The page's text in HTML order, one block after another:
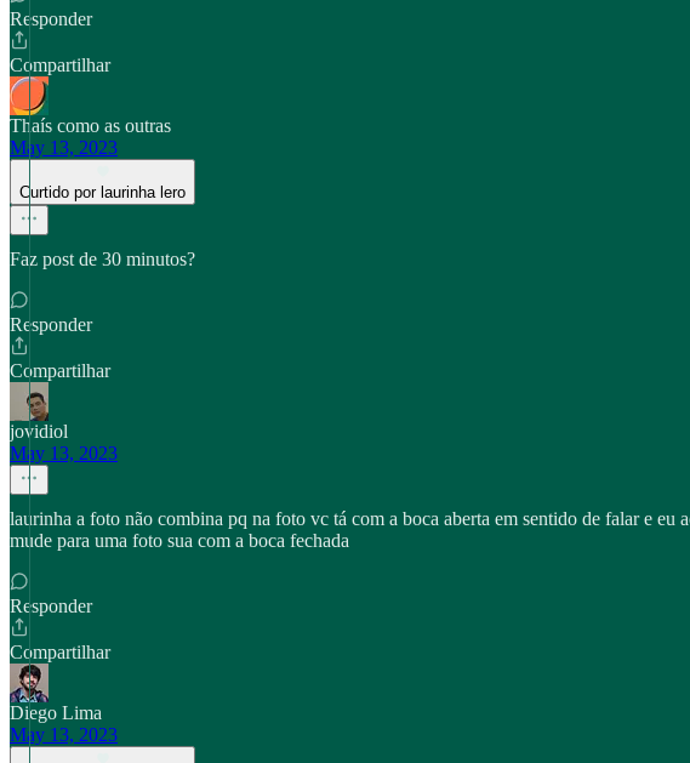
Responder
Compartilhar
Thaís como as outras
May 13, 2023
Curtido por laurinha lero
Faz post de 30 minutos?
Responder
Compartilhar
jovidiol
May 13, 2023
laurinha a foto não combina pq na foto vc tá com a boca aberta em sentido de falar e eu
mude para uma foto sua com a boca fechada
Responder
Compartilhar
Diego Lima
May 13, 2023